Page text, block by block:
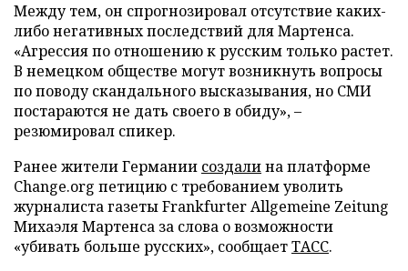
Между тем, он спрогнозировал отсутствие каких-
либо негативных последствий для Мартенса.
«Агрессия по отношению к русским только растет.
В немецком обществе могут возникнуть вопросы
по поводу скандального высказывания, но СМИ
постараются не дать своего в обиду», –
резюмировал спикер.
Ранее жители Германии создалина платформе
Change.org петицию с требованием уволить
журналиста газеты Frankfurter Allgemeine Zeitung
Михаэля Мартенса за слова о возможности
«убивать больше русских», сообщаетТАСС.